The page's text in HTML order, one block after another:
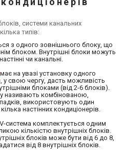
системи канальних
типів:
з одного зовнішнього блоку, що
блоком. Внутрішні блоки можуть
чи канальні.
має на увазі установку одного
у свою чергу, дасть можливість
блоками (від 2-6 блоків).
називають комбінованою,
використовують один
настінних кондиціонерів.
система комплектується одним
кількістю внутрішніх блоків.
блоків може бути від 6 до 8,
від 8 внутрішніх блоків.